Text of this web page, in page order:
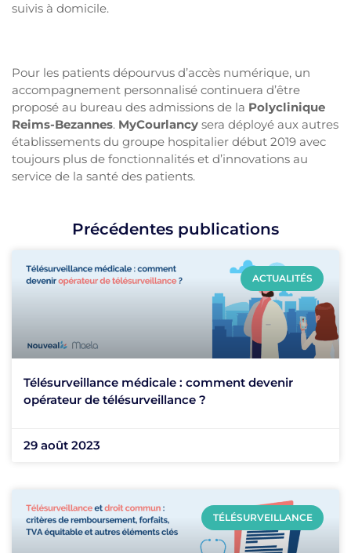
suivis à domicile.
Pour les patients dépourvus d’accès numérique, un
accompagnement personnalisé continuera d’être
proposé au bureau des admissions de la Polyclinique
Reims-Bezannes. MyCourlancy sera déployé aux autres
établissements du groupe hospitalier début 2019 avec
toujours plus de fonctionnalités et d’innovations au
service de la santé des patients.
Précédentes publications
ACTUALITÉS
Télésurveillance médicale : comment devenir
opérateur de télésurveillance ?
29 août 2023
TÉLÉSURVEILLANCE